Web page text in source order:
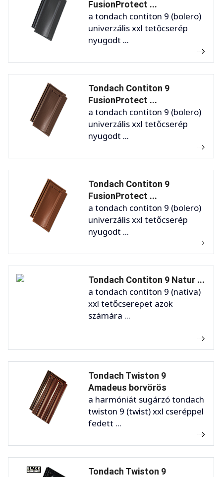
FusionProtect ...
a tondach contiton 9 (bolero)
univerzális xxl tetőcserép
nyugodt ...
Tondach Contiton 9
FusionProtect ...
a tondach contiton 9 (bolero)
univerzális xxl tetőcserép
nyugodt ...
Tondach Contiton 9
FusionProtect ...
a tondach contiton 9 (bolero)
univerzális xxl tetőcserép
nyugodt ...
Tondach Contiton 9 Natur ...
a tondach contiton 9 (nativa)
xxl tetőcserepet azok
számára ...
Tondach Twiston 9
Amadeus borvörös
a harmóniát sugárzó tondach
twiston 9 (twist) xxl cseréppel
fedett ...
Tondach Twiston 9